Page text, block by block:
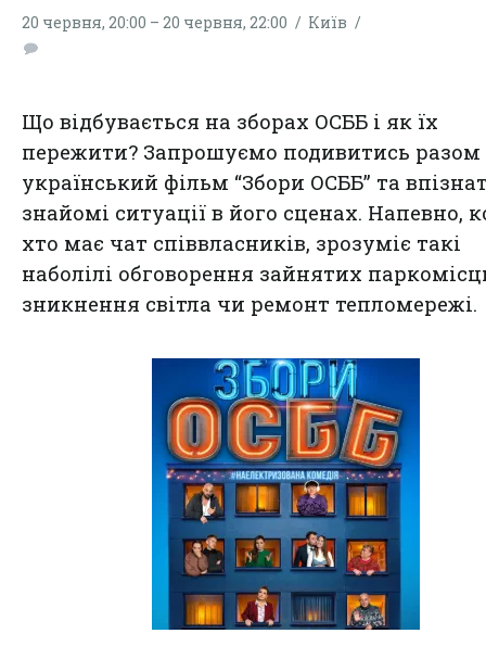
20 червня, 20:00 – 20 червня, 22:00 Київ
Що відбувається на зборах ОСББ і як їх
пережити? Запрошуємо подивитись разом
український фільм “Збори ОСББ” та
знайомі ситуації в його сценах. Напевно,
хто має чат співвласників, зрозуміє такі
наболілі обговорення зайнятих
зникнення світла чи ремонт тепломережі.